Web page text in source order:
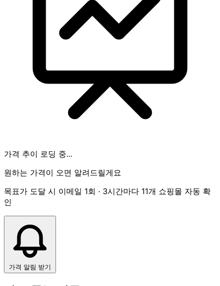
가격 추이 로딩 중...
원하는 가격이 오면 알려드릴게요
목표가 도달 시 이메일 1회 · 3시간마다 11개 쇼핑몰 자동 확
인
가격 알림 받기